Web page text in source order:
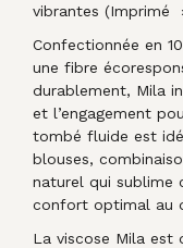
vibrantes (Imprimé
Confectionnée en
une fibre
durablement, Mila
et l’engagement
tombé fluide est
blouses,
naturel qui sublime
confort optimal au
La viscose Mila est